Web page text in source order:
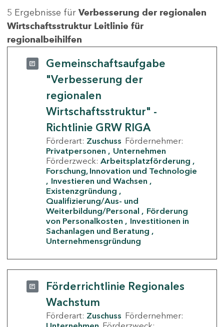
5 Ergebnisse für Verbesserung der regionalen
Wirtschaftsstruktur Leitlinie für
regionalbeihilfen
Gemeinschaftsaufgabe
"Verbesserung der
regionalen
Wirtschaftsstruktur" -
Richtlinie GRW RIGA
Förderart: Zuschuss Fördernehmer:
Privatpersonen
Unternehmen
Förderzweck: Arbeitsplatzförderung
Forschung, Innovation und Technologie
Investieren und Wachsen
Existenzgründung
Qualifizierung/Aus- und
Weiterbildung/Personal
Förderung
von Personalkosten
Investitionen in
Sachanlagen und Beratung
Unternehmensgründung
Förderrichtlinie Regionales
Wachstum
Förderart: Zuschuss Fördernehmer: